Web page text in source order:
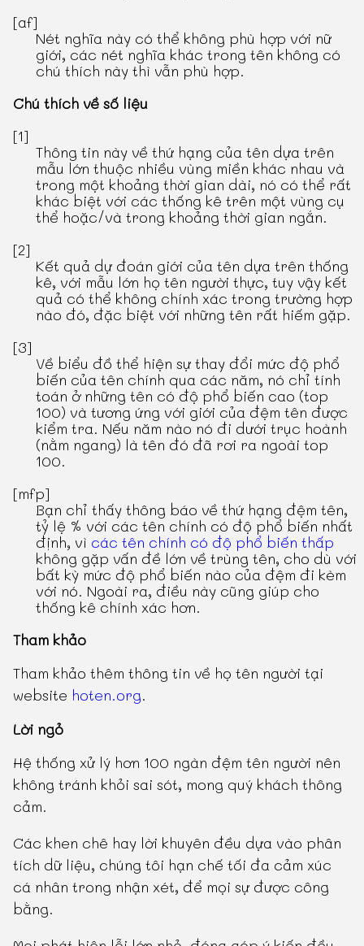
[af]
Nét nghĩa này có thể không phù hợp với nữ
giới, các nét nghĩa khác trong tên không có
chú thích này thì vẫn phù hợp.
Chú thích về số liệu
[1]
Thông tin này về thứ hạng của tên dựa trên
mẫu lớn thuộc nhiều vùng miền khác nhau và
trong một khoảng thời gian dài, nó có thể rất
khác biệt với các thống kê trên một vùng cụ
thể hoặc/và trong khoảng thời gian ngắn.
[2]
Kết quả dự đoán giới của tên dựa trên thống
kê, với mẫu lớn họ tên người thực, tuy vậy kết
quả có thể không chính xác trong trường hợp
nào đó, đặc biệt với những tên rất hiếm gặp.
[3]
Về biểu đồ thể hiện sự thay đổi mức độ phổ
biến của tên chính qua các năm, nó chỉ tính
toán ở những tên có độ phổ biến cao (top
100) và tương ứng với giới của đệm tên được
kiểm tra. Nếu năm nào nó đi dưới trục hoành
(nằm ngang) là tên đó đã rơi ra ngoài top
100.
[mfp]
Bạn chỉ thấy thông báo về thứ hạng đệm tên,
tỷ lệ % với các tên chính có độ phổ biến nhất
định, vì các tên chính có độ phổ biến thấp
không gặp vấn đề lớn về trùng tên, cho dù với
bất kỳ mức độ phổ biến nào của đệm đi kèm
với nó. Ngoài ra, điều này cũng giúp cho
thống kê chính xác hơn.
Tham khảo
Tham khảo thêm thông tin về họ tên người tại
website hoten.org.
Lời ngỏ
Hệ thống xử lý hơn 100 ngàn đệm tên người nên
không tránh khỏi sai sót, mong quý khách thông
cảm.
Các khen chê hay lời khuyên đều dựa vào phân
tích dữ liệu, chúng tôi hạn chế tối đa cảm xúc
cá nhân trong nhận xét, để mọi sự được công
bằng.